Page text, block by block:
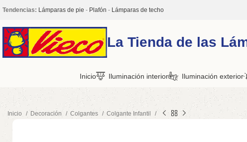
Tendencias: Lámparas de pie - Plafón - Lámparas de techo
La Tienda de las
Inicio Iluminación interior Iluminación exterior
Inicio Decoración Colgantes Colgante Infantil